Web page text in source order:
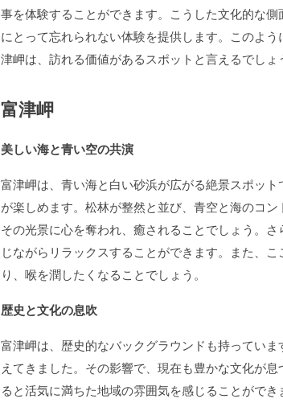
事を体験することができます。こうした文化的な側
にとって忘れられない体験を提供します。このよ
津岬は、訪れる価値があるスポットと言えるでしょ
富津岬
美しい海と青い空の共演
富津岬は、青い海と白い砂浜が広がる絶景スポット
が楽しめます。松林が整然と並び、青空と海のコ
その光景に心を奪われ、癒されることでしょう。
じながらリラックスすることができます。また、
り、喉を潤したくなることでしょう。
歴史と文化の息吹
富津岬は、歴史的なバックグラウンドも持ってい
えてきました。その影響で、現在も豊かな文化が
ると活気に満ちた地域の雰囲気を感じることがで